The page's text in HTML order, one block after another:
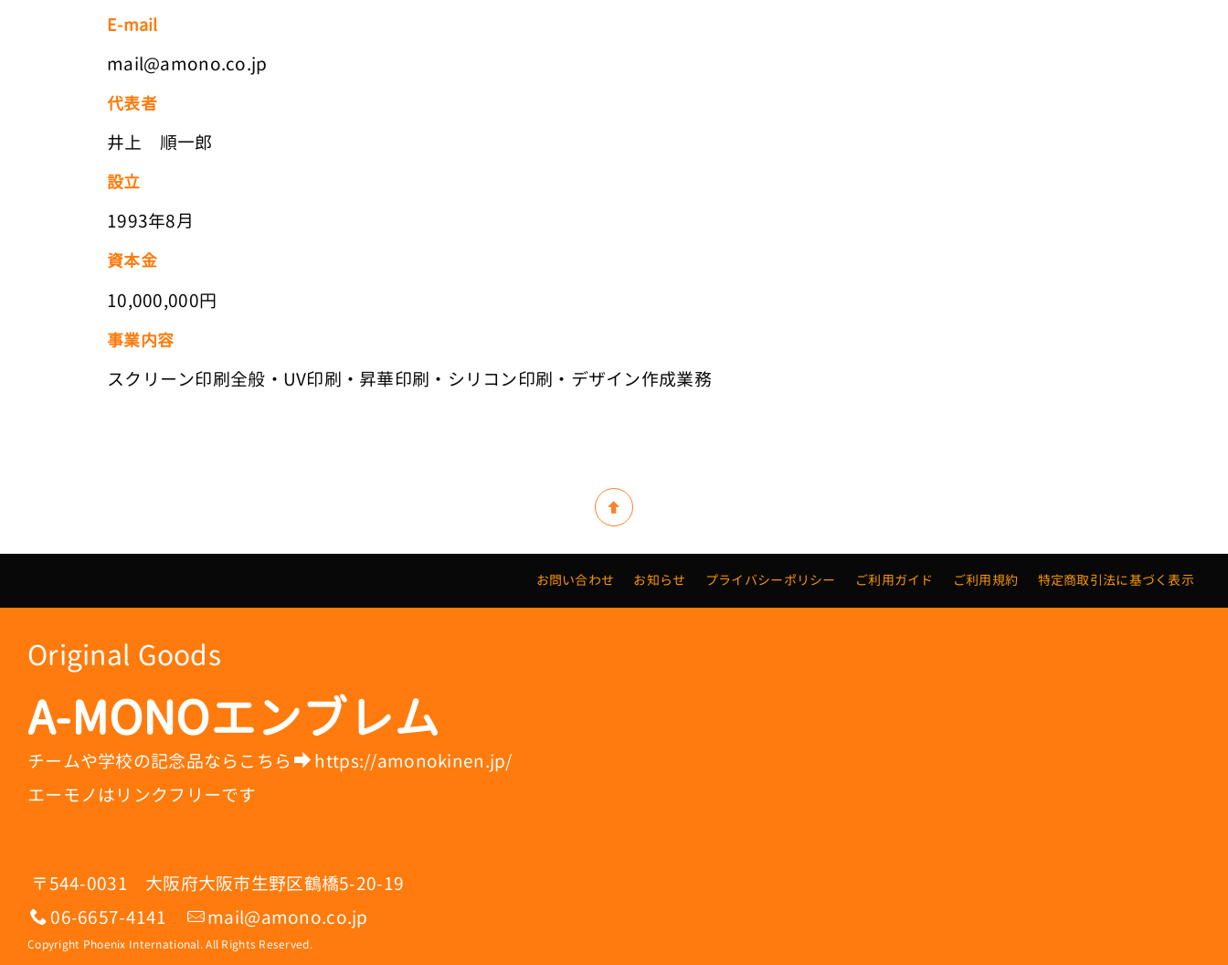
E-mail
mail@amono.co.jp
代表者
井上 順一郎
設立
1993年8月
資本金
10,000,000円
事業内容
スクリーン印刷全般・UV印刷・昇華印刷・シリコン印刷・デザイン作成業務
お問い合わせ お知らせ プライバシーポリシー ご利用ガイド ご利用規約 特定商取引法に基づく表示
Original Goods
A-MONOエンブレム
チームや学校の記念品ならこちら
https://amonokinen.jp/
エーモノはリンクフリーです
〒544-0031 大阪府大阪市生野区鶴橋5-20-19
06-6657-4141
mail@amono.co.jp
Copyright Phoenix International. All Rights Reserved.